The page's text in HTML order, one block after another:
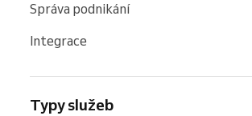
Správa podnikání
Integrace
Typy služeb